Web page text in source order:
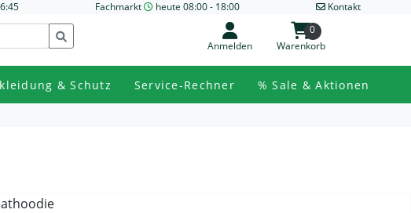
Fachmarkt heute 08:00 - 18:00 Kontakt
Anmelden Warenkorb
0
& Schutz Service-Rechner % Sale & Aktionen